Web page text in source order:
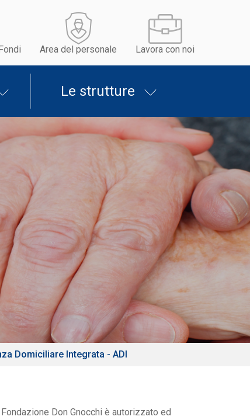
Area del personale Lavora con noi
Le strutture
Domiciliare Integrata - ADI
Don Gnocchi è autorizzato ed